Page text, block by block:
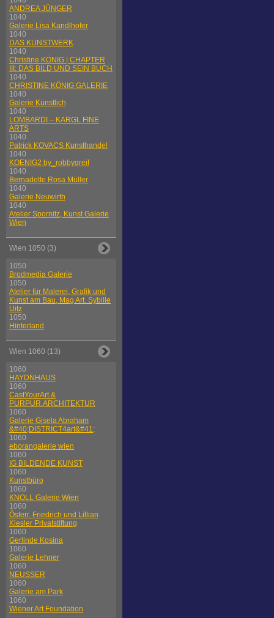
ANDREA JÜNGER
1040
Galerie Lisa Kandlhofer
1040
DAS KUNSTWERK
1040
Christine KÖNIG | CHAPTER
III: DAS BILD UND SEIN BUCH
1040
CHRISTINE KÖNIG GALERIE
1040
Galerie Künstlich
1040
LOMBARDI – KARGL FINE
ARTS
1040
Patrick KOVACS Kunsthandel
1040
KOENIG2 by_robbygreif
1040
Bernadette Rosa Müller
1040
Galerie Neuwirth
1040
Atelier Spornitz, Kunst Galerie
Wien
Wien 1050 (3)
1050
Brodmedia Galerie
1050
Atelier für Malerei, Grafik und
Kunst am Bau, Mag Art. Sybille
Uitz
1050
Hinterland
Wien 1060 (13)
1060
HAYDNHAUS
1060
CastYourArt &
PURPUR.ARCHITEKTUR
1060
Galerie Gisela Abraham
&#40;DISTRICT4art&#41;
1060
eborangalerie wien
1060
IG BILDENDE KUNST
1060
Kunstbüro
1060
KNOLL Galerie Wien
1060
Österr. Friedrich und Lillian
Kiesler Privatstiftung
1060
Gerlinde Kosina
1060
Galerie Lehner
1060
NEUSSER
1060
Galerie am Park
1060
Wiener Art Foundation